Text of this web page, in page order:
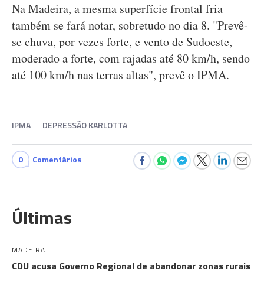
Na Madeira, a mesma superfície frontal fria
também se fará notar, sobretudo no dia 8. "Prevê-
se chuva, por vezes forte, e vento de Sudoeste,
moderado a forte, com rajadas até 80 km/h, sendo
até 100 km/h nas terras altas", prevê o IPMA.
IPMA DEPRESSÃO KARLOTTA
0 Comentários
Últimas
MADEIRA
CDU acusa Governo Regional de abandonar zonas rurais